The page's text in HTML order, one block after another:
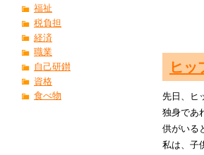
ヒッ
先日、ヒ
独身であ
供がいる
私は、子
福祉
税負担
経済
職業
自己研鑚
資格
食べ物